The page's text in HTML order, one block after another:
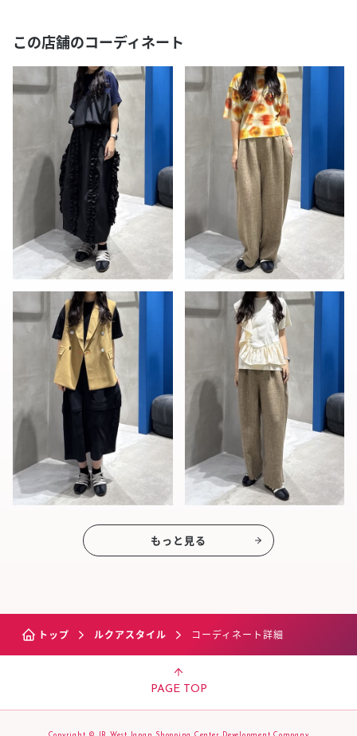
この店舗のコーディネート
もっと見る
トップ ルクアスタイル コーディネート詳細
PAGE TOP